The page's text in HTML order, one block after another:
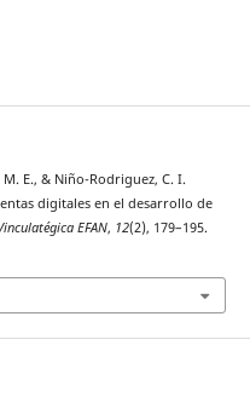
E., & Niño-Rodriguez, C. I.
digitales en el desarrollo de
EFAN, 12(2), 179–195.